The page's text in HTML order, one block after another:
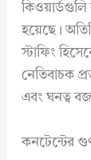
হয়েছে।
স্টাফিং
নেতিবাচক
এবং ঘনত্ব
কনটেন্টের